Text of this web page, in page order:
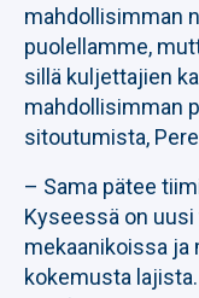
mahdollisimman
puolellamme,
sillä kuljettajien
mahdollisimman
sitoutumista,
– Sama pätee
Kyseessä on
mekaanikoissa ja
kokemusta